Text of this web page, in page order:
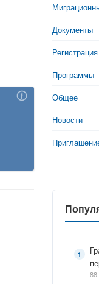
Документы
Регистрация
Программы
Общее
Новости
88